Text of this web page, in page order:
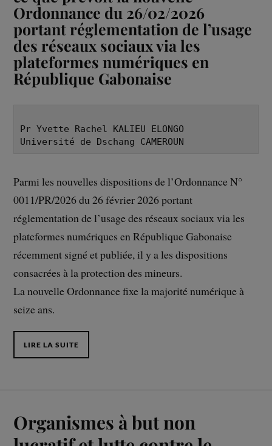
Ordonnance du 26/02/2026
portant réglementation de l’usage
des réseaux sociaux via les
plateformes numériques en
République Gabonaise
Pr Yvette Rachel KALIEU ELONGO
Université de Dschang CAMEROUN
Parmi les nouvelles dispositions de l’Ordonnance N°
0011/PR/2026 du 26 février 2026 portant
réglementation de l’usage des réseaux sociaux via les
plateformes numériques en République Gabonaise
récemment signé et publiée, il y a les dispositions
consacrées à la protection des mineurs.
La nouvelle Ordonnance fixe la majorité numérique à
seize ans.
LIRE LA SUITE
Organismes à but non